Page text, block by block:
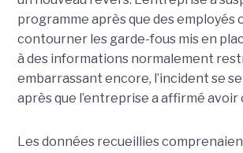
programme après que des employés
contourner les garde-fous mis en
à des informations normalement
embarrassant encore, l’incident se
après que l’entreprise a affirmé avoir
Les données recueillies